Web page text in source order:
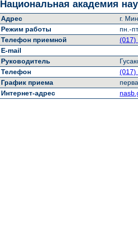
Национальная академия
Адрес
г.
Режим работы
пн.-
Телефон приемной
(017)
E-mail
Руководитель
Телефон
(017)
График приема
Интернет-адрес